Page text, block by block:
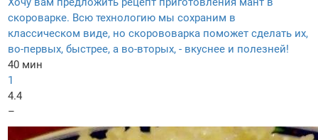
скороварке. Всю технологию мы сохраним в
классическом виде, но скорововарка поможет сделать их,
во-первых, быстрее, а во-вторых, - вкуснее и полезней!
40 мин
1
4.4
–